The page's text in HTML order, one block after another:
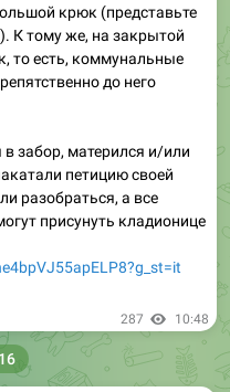
крюк (представьте
К тому же, на закрытой
то есть, коммунальные
до него
забор, матерился и/или
петицию своей
разобраться, а все
присунуть кладионице
287 10:48